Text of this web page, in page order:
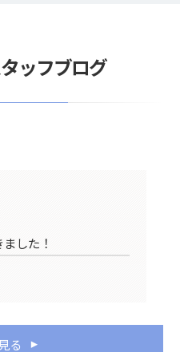
ッフブログ
した！
る